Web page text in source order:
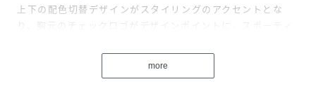
上下の配色切替デザインがスタイリングのアクセントとな
り、胸元のチェックロゴがデザインポイントに。スポーティ
ンからデイリーまで幅広く活躍します。
more